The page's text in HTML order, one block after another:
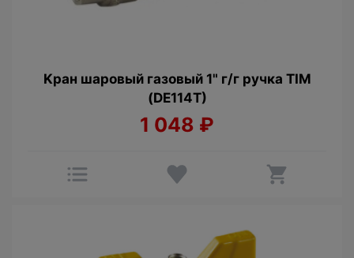
Kран шаровый гaзовый 1" г/г ручка TIM
(DE114T)
1 048 ₽